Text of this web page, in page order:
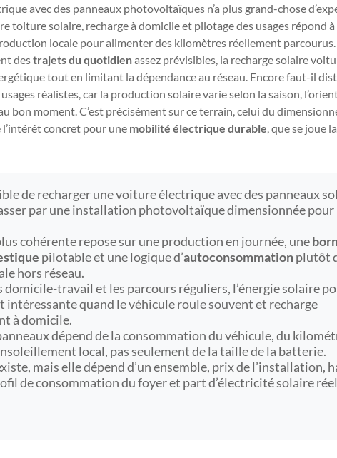
avec des panneaux photovoltaïques n’a plus grand-chose
toiture solaire, recharge à domicile et pilotage des usages répond
locale pour alimenter des kilomètres réellement
destrajets du quotidienassez prévisibles, la recharge solaire
tout en limitant la dépendance au réseau. Encore faut-il
réalistes, car la production solaire varie selon la saison,
bon moment. C’est précisément sur ce terrain, celui du
l’intérêt concret pour une mobilité électrique durable, que se joue
de recharger une voiture électrique avec des panneaux
par une installation photovoltaïque dimensionnée pour
cohérente repose sur une production en journée, une
pilotable et une logique d’autoconsommationplutôt
hors réseau.
domicile-travail et les parcours réguliers, l’énergie solaire
quand le véhicule roule souvent et recharge
à domicile.
dépend de la consommation du véhicule, du
local, pas seulement de la taille de la batterie.
mais elle dépend d’un ensemble, prix de l’installation,
de consommation du foyer et part d’électricité solaire